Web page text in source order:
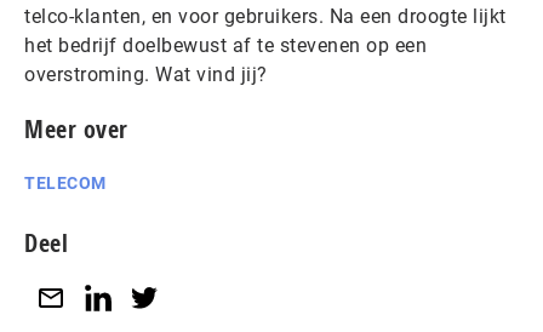
telco-klanten, en voor gebruikers. Na een droogte lijkt
het bedrijf doelbewust af te stevenen op een
overstroming. Wat vind jij?
Meer over
TELECOM
Deel